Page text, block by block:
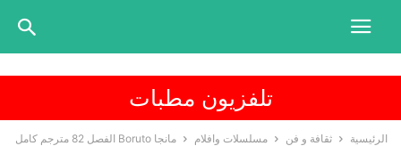
تلفزيون مطبات
الرئيسية ثقافة و فن مسلسلات وافلام مانجا Boruto الفصل 82 مترجم كامل